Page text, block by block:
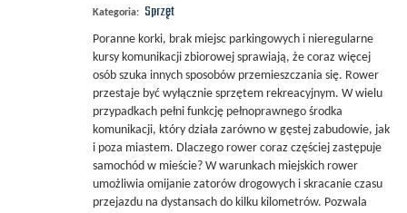
Kategoria: Sprzęt
Poranne korki, brak miejsc parkingowych i nieregularne
kursy komunikacji zbiorowej sprawiają, że coraz więcej
osób szuka innych sposobów przemieszczania się. Rower
przestaje być wyłącznie sprzętem rekreacyjnym. W wielu
przypadkach pełni funkcję pełnoprawnego środka
komunikacji, który działa zarówno w gęstej zabudowie, jak
i poza miastem. Dlaczego rower coraz częściej zastępuje
samochód w mieście? W warunkach miejskich rower
umożliwia omijanie zatorów drogowych i skracanie czasu
przejazdu na dystansach do kilku kilometrów. Pozwala